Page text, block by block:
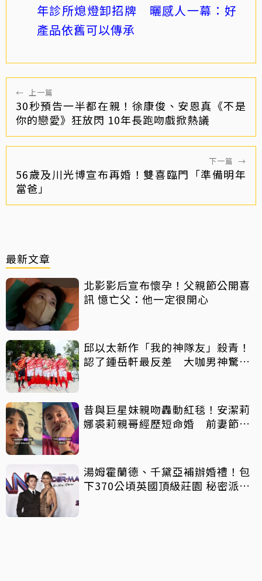
年診所熄燈卸招牌 曬感人一幕：好
產品依舊可以傳承
← 上一篇
30秒預告一半都在親！徐康俊、安恩真《不是
你的戀愛》狂放閃 10年長跑吻戲掀熱議
下一篇 →
56歲及川光博宣布再婚！雙喜臨門「準備明年
當爸」
最新文章
北影影后宣布懷孕！父親節公開喜
訊 憶亡父：他一定很開心
邱以太新作「我的神隊友」殺青！
認了鍾岳軒最反差 大咖男神驚喜
昔與巨星妹親吻轟動紅毯！安潔莉
娜裘莉親哥經歷短命婚 前妻節目
湯姆霍蘭德、千黛亞補辦婚禮！包
下370公頃英國頂級莊園 秘密派對